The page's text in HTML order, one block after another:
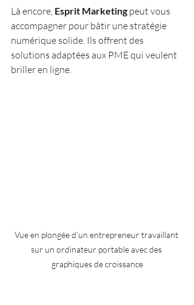
Là encore, Esprit Marketing peut vous
accompagner pour bâtir une stratégie
numérique solide. Ils offrent des
solutions adaptées aux PME qui veulent
briller en ligne.
Vue en plongée d’un entrepreneur travaillant
sur un ordinateur portable avec des
graphiques de croissance